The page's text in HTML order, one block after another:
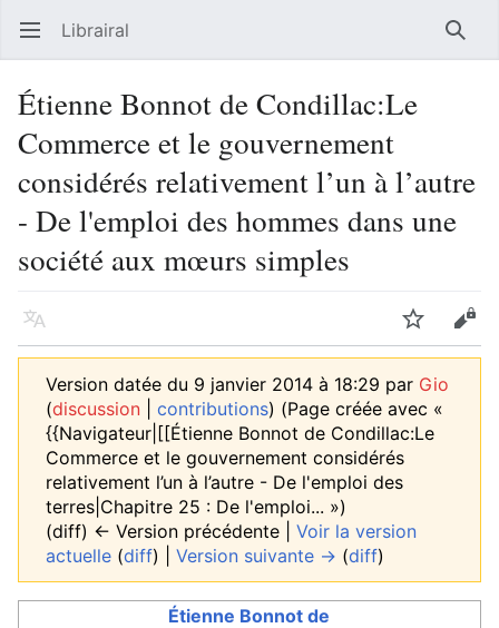
Ouvrir le menu principal Librairal
Étienne Bonnot de Condillac:Le
Commerce et le gouvernement
considérés relativement l’un à l’autre
- De l'emploi des hommes dans une
société aux mœurs simples
Langue Suivre
Version datée du 9 janvier 2014 à 18:29 par Gio
(discussion contributions) (Page créée avec «
{{Navigateur|[[Étienne Bonnot de Condillac:Le
Commerce et le gouvernement considérés
relativement l’un à l’autre - De l'emploi des
terres|Chapitre 25 : De l'emploi... »)
(diff) ← Version précédente | Voir la version
actuelle (diff) | Version suivante → (diff)
Étienne Bonnot de